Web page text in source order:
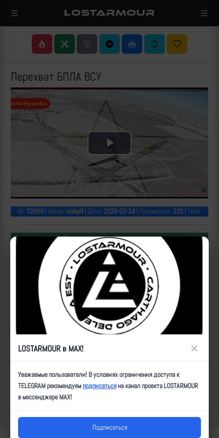
LOSTARMOUR
Перехват БПЛА ВСУ
Play
Video
ID: 72559 | Автор: makpif| Дата: 2026-03-14 | Просмотров: 231 | Теги:
Популярные за сегодня видео
Операторы Центра "Рубикон" бьют по целям ВСУ на
Донбассе
LOSTARMOUR в MAX! ×
Уважаемые пользователи! В условиях ограничения доступа к
TELEGRAM рекомендуемподписатьсяна канал проекта LOSTARMOUR
в мессенджере MAX!
Подписаться